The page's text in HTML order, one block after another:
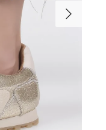
Volgende